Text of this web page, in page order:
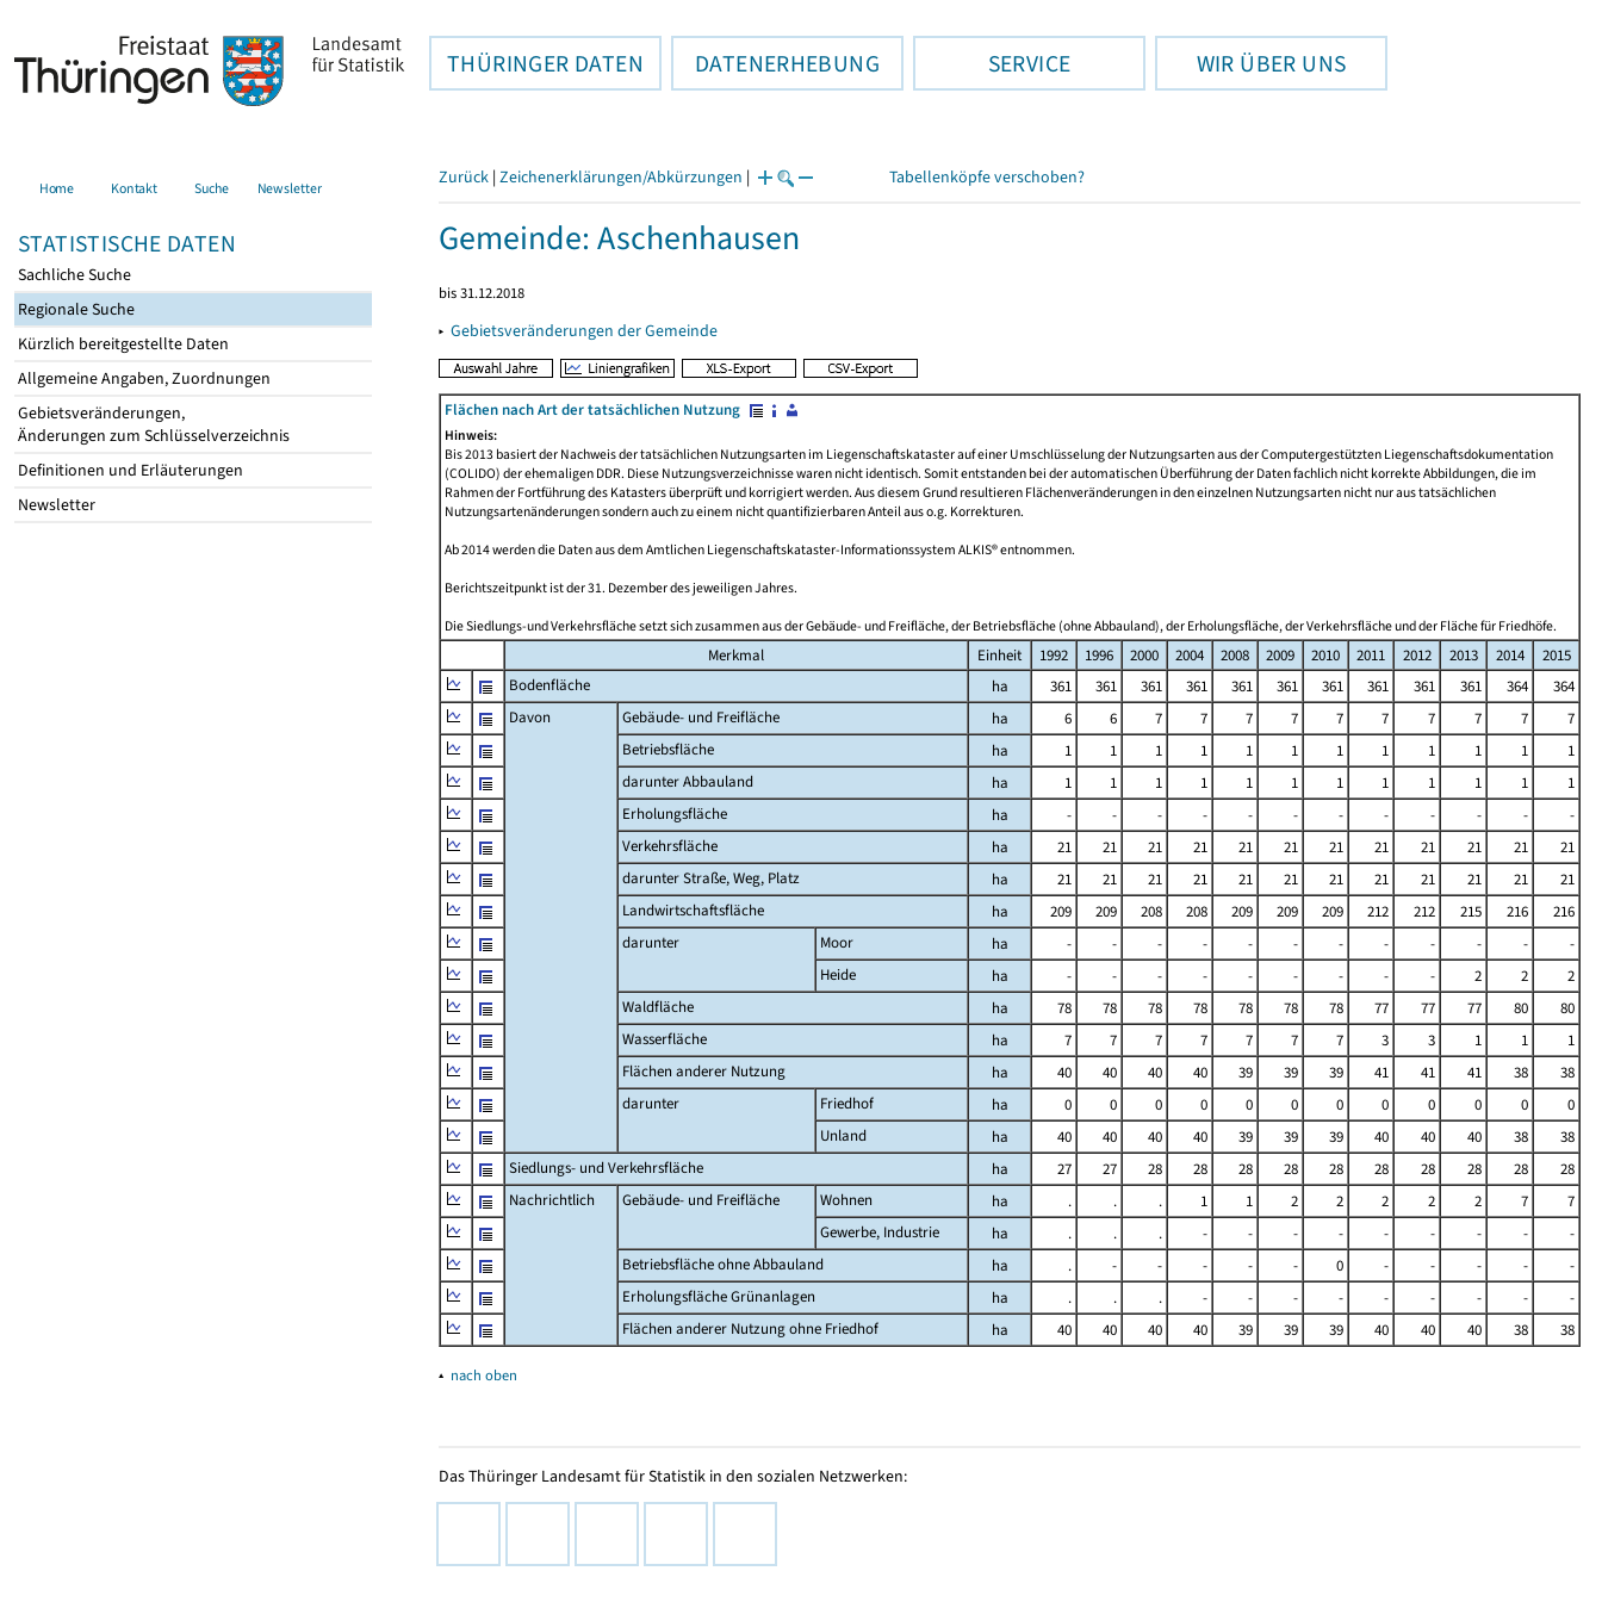
THÜRINGER DATEN DATENERHEBUNG SERVICE WIR ÜBER UNS
Home Kontakt Suche Newsletter
STATISTISCHE DATEN
Sachliche Suche
Regionale Suche
Kürzlich bereitgestellte Daten
Allgemeine Angaben, Zuordnungen
Gebietsveränderungen,
Änderungen zum Schlüsselverzeichnis
Definitionen und Erläuterungen
Newsletter
Zurück | Zeichenerklärungen/Abkürzungen | Tabellenköpfe verschoben?
Gemeinde: Aschenhausen
bis 31.12.2018
▸ Gebietsveränderungen der Gemeinde
Flächen nach Art der tatsächlichen Nutzung
Hinweis:
Bis 2013 basiert der Nachweis der tatsächlichen Nutzungsarten im Liegenschaftskataster auf einer Umschlüsselung der Nutzungsarten aus der Computergestützten Liegenschaftsdokumentation
(COLIDO) der ehemaligen DDR. Diese Nutzungsverzeichnisse waren nicht identisch. Somit entstanden bei der automatischen Überführung der Daten fachlich nicht korrekte Abbildungen, die im
Rahmen der Fortführung des Katasters überprüft und korrigiert werden. Aus diesem Grund resultieren Flächenveränderungen in den einzelnen Nutzungsarten nicht nur aus tatsächlichen
Nutzungsartenänderungen sondern auch zu einem nicht quantifizierbaren Anteil aus o.g. Korrekturen.
Ab 2014 werden die Daten aus dem Amtlichen Liegenschaftskataster-Informationssystem ALKIS® entnommen.
Berichtszeitpunkt ist der 31. Dezember des jeweiligen Jahres.
Die Siedlungs-und Verkehrsfläche setzt sich zusammen aus der Gebäude- und Freifläche, der Betriebsfläche (ohne Abbauland), der Erholungsfläche, der Verkehrsfläche und der Fläche für Friedhöfe.
Merkmal Einheit 1992 1996 2000 2004 2008 2009 2010 2011 2012 2013 2014
2015
Bodenfläche
ha 361 361 361 361 361 361 361 361 361 361 364
364
Davon
Gebäude- und Freifläche ha 6 6 7 7 7 7 7 7 7 7 7
7
Betriebsfläche
ha 1 1 1 1 1 1 1 1 1 1 1
1
darunter Abbauland
ha 1 1 1 1 1 1 1 1 1 1 1
1
Erholungsfläche
ha - - - - - - - - - - -
-
Verkehrsfläche
ha 21 21 21 21 21 21 21 21 21 21 21
21
darunter Straße, Weg, Platz
ha 21 21 21 21 21 21 21 21 21 21 21
21
Landwirtschaftsfläche
ha 209 209 208 208 209 209 209 212 212 215 216
216
darunter
Moor ha - - - - - - - - - - -
-
Heide
ha - - - - - - - - - 2 2
2
Waldfläche
ha 78 78 78 78 78 78 78 77 77 77 80
80
Wasserfläche
ha 7 7 7 7 7 7 7 3 3 1 1
1
Flächen anderer Nutzung
ha 40 40 40 40 39 39 39 41 41 41 38
38
darunter
Friedhof ha 0 0 0 0 0 0 0 0 0 0 0
0
Unland
ha 40 40 40 40 39 39 39 40 40 40 38
38
Siedlungs- und Verkehrsfläche
ha 27 27 28 28 28 28 28 28 28 28 28
28
Nachrichtlich
Gebäude- und Freifläche Wohnen ha . . . 1 1 2 2 2 2 2 7
7
Gewerbe, Industrie
ha . . . - - - - - - - -
-
Betriebsfläche ohne Abbauland
ha . - - - - - 0 - - - -
-
Erholungsfläche Grünanlagen
ha . . . - - - - - - - -
-
Flächen anderer Nutzung ohne Friedhof
ha 40 40 40 40 39 39 39 40 40 40 38 38
▴ nach oben
Das Thüringer Landesamt für Statistik in den sozialen Netzwerken: